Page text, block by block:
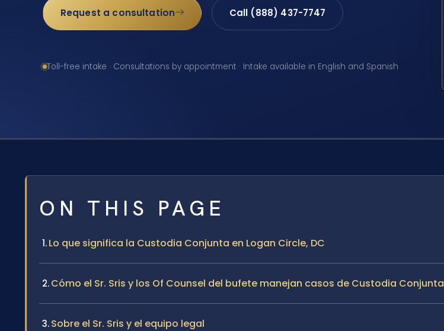
Request a consultation Call (888) 437-7747
Toll-free intake · Consultations by appointment · Intake available in English and Spanish
ON THIS PAGE
Lo que significa la Custodia Conjunta en Logan Circle, DC
Cómo el Sr. Sris y los Of Counsel del bufete manejan casos de Custodia Conjunta
Sobre el Sr. Sris y el equipo legal